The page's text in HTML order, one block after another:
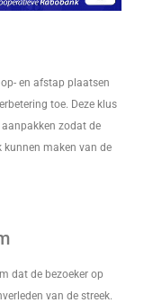
en afstap plaatsen
toe. Deze klus
zodat de
kunnen maken van de
dat de bezoeker op
van de streek.